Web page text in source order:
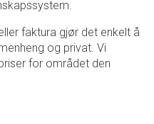
faktura gjør det enkelt å
og privat. Vi
for området den